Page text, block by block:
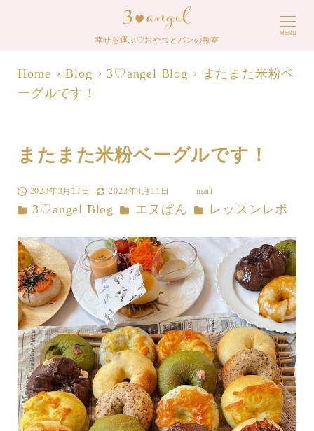
幸せを運ぶ♡おやつとパンの教室
MENU
Home Blog 3♡angel Blog
またまた米粉ベ
ーグルです！
またまた米粉ベーグルです！
投稿日
2023年3月17日
更新日
2023年4月11日
者
mari
カテゴリー
3♡angel Blog カテゴリー
エヌぱん カテゴリー
レッスンレポ